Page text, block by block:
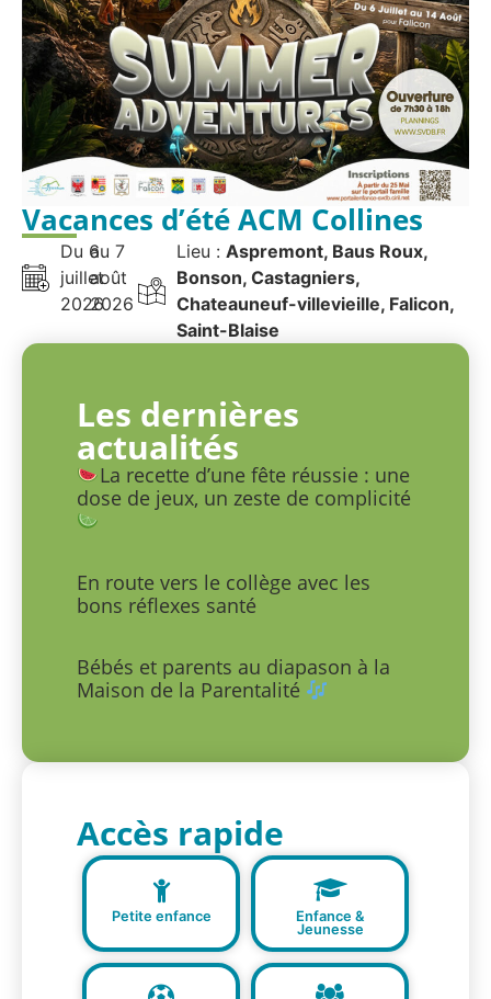
Vacances d’été ACM Collines
Du 6
juillet
2026
au 7
août
2026
Lieu : Aspremont, Baus Roux,
Bonson, Castagniers,
Chateauneuf-villevieille, Falicon,
Saint-Blaise
Les dernières
actualités
La recette d’une fête réussie : une
dose de jeux, un zeste de complicité
En route vers le collège avec les
bons réflexes santé
Bébés et parents au diapason à la
Maison de la Parentalité
Accès rapide
Petite enfance
Enfance &
Jeunesse